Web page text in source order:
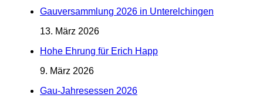
Gauversammlung 2026 in Unterelchingen
13. März 2026
Hohe Ehrung für Erich Happ
9. März 2026
Gau-Jahresessen 2026